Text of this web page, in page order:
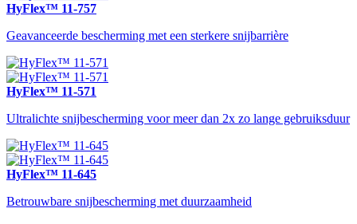
HyFlex™ 11-757
Geavanceerde bescherming met een sterkere snijbarrière
HyFlex™ 11-571
Ultralichte snijbescherming voor meer dan 2x zo lange gebruiksduur
HyFlex™ 11-645
Betrouwbare snijbescherming met duurzaamheid